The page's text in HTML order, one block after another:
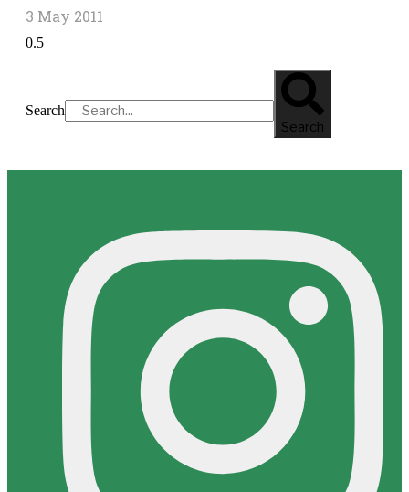
3 May 2011
Search
Search